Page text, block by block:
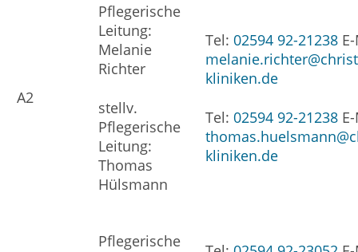
A2
Pflegerische
Leitung:
Melanie
Richter
stellv.
Pflegerische
Leitung:
Thomas
Hülsmann
Tel: 02594 92-21238
kliniken.de
Tel: 02594 92-21238
kliniken.de
Pflegerische